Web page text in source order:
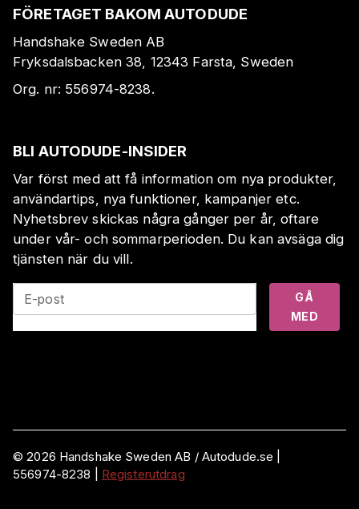
FÖRETAGET BAKOM AUTODUDE
Handshake Sweden AB
Fryksdalsbacken 38, 12343 Farsta, Sweden
Org. nr: 556974-8238.
BLI AUTODUDE-INSIDER
Var först med att få information om nya produkter,
användartips, nya funktioner, kampanjer etc.
Nyhetsbrev skickas några gånger per år, oftare
under vår- och sommarperioden. Du kan avsäga dig
tjänsten när du vill.
E-post
GÅ
MED
©2026 Handshake Sweden AB / Autodude.se |
556974-8238
Registerutdrag